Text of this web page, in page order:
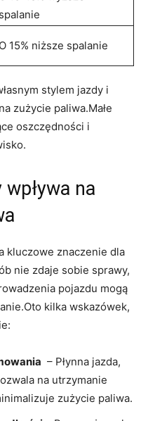
⁣spalanie
O 15% ‌niższe spalanie
stylem⁣ jazdy i
zużycie paliwa.Małe
oszczędności i⁣
⁤na
kluczowe znaczenie dla
nie zdaje sobie sprawy,
pojazdu ⁣mogą
kilka wskazówek,
‌ – Płynna jazda,
na⁢ utrzymanie
zużycie paliwa.